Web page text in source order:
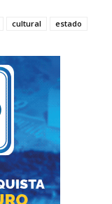
cultural
estado